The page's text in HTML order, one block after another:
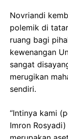
Novriandi
polemik di
ruang bagi
kewenangan
sangat
merugikan
sendiri.
“Intinya kami
Imron